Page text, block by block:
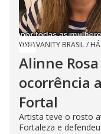
VANITY BRASIL/
Alinne
ocorrência
Fortal
Artista teve o rosto
Fortaleza e